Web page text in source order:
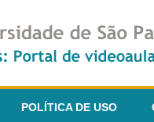
POLÍTICA DE USO